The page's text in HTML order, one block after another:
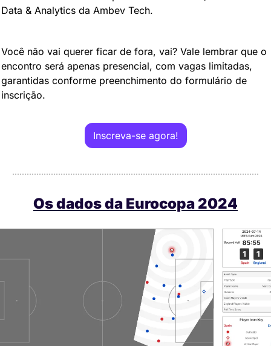
Data & Analytics da Ambev Tech.
Você não vai querer ficar de fora, vai? Vale lembrar que o
encontro será apenas presencial, com vagas limitadas,
garantidas conforme preenchimento do formulário de
inscrição.
Inscreva-se agora!
Os dados da Eurocopa 2024